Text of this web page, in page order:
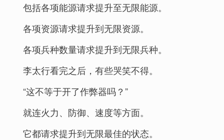
包括各项能源请求提升至无限能源。
各项资源请求提升到无限资源。
各项兵种数量请求提升到无限兵种。
李太行看完之后，有些哭笑不得。
“这不等于开了作弊器吗？”
就连火力、防御、速度等方面。
它都请求提升到无限最佳的状态。